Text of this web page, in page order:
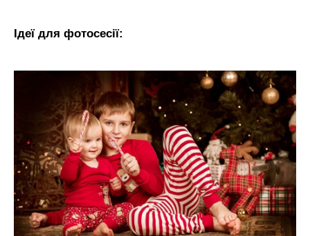
Ідеї для фотосесії: